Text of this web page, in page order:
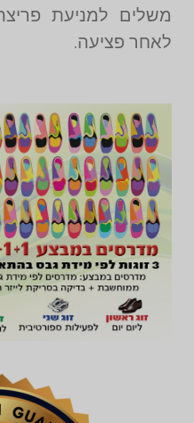
משלים למניעת
לאחר פציעה.